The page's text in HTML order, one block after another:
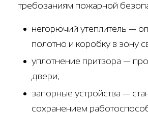
требованиям пожарной
негорючий утеплитель —
полотно и коробку в зону
уплотнение притвора —
двери;
запорные устройства —
сохранением